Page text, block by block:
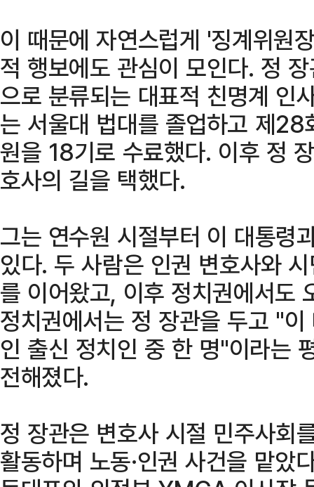
이 때문에 자연스럽게 '징계위원
적 행보에도 관심이 모인다. 정
으로 분류되는 대표적 친명계 인
는 서울대 법대를 졸업하고 제
원을 18기로 수료했다. 이후 정
호사의 길을 택했다.
그는 연수원 시절부터 이 대통령
있다. 두 사람은 인권 변호사와
를 이어왔고, 이후 정치권에서도
정치권에서는 정 장관을 두고 "
인 출신 정치인 중 한 명"이라는
전해졌다.
정 장관은 변호사 시절 민주사회
활동하며 노동·인권 사건을 맡았